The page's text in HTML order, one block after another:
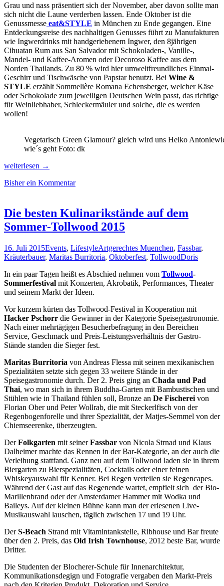
Grau und nass präsentiert sich der November, aber davon sollte man
sich nicht die Laune verderben lassen. Ende Oktober ist die
Genussmesse eat&STYLE in München zu Ende gegangen. Eine
Entdeckungsreise des nachhaltigen Genusses führt zu Manufakturen
wie Ingwerdrinks mit handgeriebenem Ingwer, den 8jährigen
Cihuatan Rum aus San Salvador mit Schokoladen-, Vanille-,
Mandel- und Kaffee-Aromen oder Decoroso Kaffee aus dem
Norden Thailands. Zu 80 % wird hier umweltfreundliches Einmal-
Geschirr und Tischwäsche von Papstar benutzt. Bei Wine &
STYLE erzählt Sommelière Romana Echensberger, welcher Käse
oder Schokolade zum jeweiligen Deutschen Wein passt, das richtige
für Weinliebhaber, Schleckermäuler und solche, die es werden
wollen!
Vegetarisch Green Glamour? gleich wird uns Heiko
wie´s geht Foto: dk
Champagner,
und
versüßen
den
November-
weiterlesen →
Bisher ein Kommentar
Die besten Kulinarikstände auf dem
Sommer-Tollwood 2015
16. Juli 2015Events, LifestyleArtgerechtes Muenchen, Fassbar,
Kräuterbauer, Maritas Burritoria, Oktoberfest, TollwoodDoris
In ein paar Tagen heißt es Abschied nehmen vom Tollwood-
Sommerfestival mit Konzerten, Akrobatik, Performances, Theater
und seinem Markt der Ideen.
Vor kurzem kürten das Tollwood-Festival in Kooperation mit
Hacker Pschorr die Gewinner in der Kategorie Speisegastronomie.
Nach einer mehrtägigen Besucherbefragung in den Bereichen
Service, Geschmack und Preis-Leistungsverhältnis der Gastro-
Stände standen die Sieger fest.
Maritas Burritoria von Andreas Flessa mit seinen mexikanischen
Spezialitäten setzte sich gegen 33 weitere Stände in der
Speisegastronomie durch. Der 2. Preis ging an Chada und Pad
Thai, wo man sich in ihrem Buddha-Garten mit Bambustischen und
Stühlen wie in Thailand fühlen soll, Bronze an De Fischerei von
Florian Ober und Peter Wollrab, die mit Steckerlfisch von der
Regenbogenforelle und ihrer Spezialität, der Matjes-Semmel von der
Chiemseerenke, überzeugten.
DerFolkgarten mit seinerFassbar von Nicola Strnad und Klaus
Dalheimer machte das Rennen in der Bar-Kategorie, an der auch die
Verleihung stattfand. Ganz neu auf dem Tollwood laden sie in ihrem
Biergarten zu Bierspezialitäten, Cocktails oder einer feinen
Whiskeyauswahl für Kenner. Bei Regen verteilen sie Regencapes.
Während der Gast auf das Regenende wartet, empfielt sich der Bio-
Marillenbrand oder der Amsterdamer Hammer mit Wodka und
Baileys. Auf der kleinen Bühne kann man der erlesenen Live-
Musikauswahl lauschen, täglich zwischen 17 und 19 Uhr.
DerS-Beach Strand mit Vitamintankstelle, Ribhouse und Bar freute
über den 2. Preis, das Old Irish Townhouse, 2012 beste Bar, wurde
Dritter.
Die Studenten der Blocherer-Schule für Innenarchitektur,
Kommunikationsdegign und Fotografie vergaben den Markt-Preis